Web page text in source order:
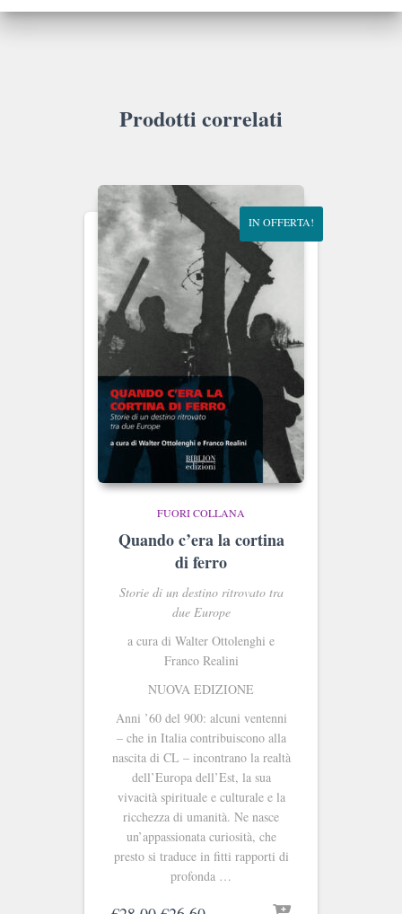
Prodotti correlati
IN OFFERTA!
FUORI COLLANA
Quando c’era la cortina
di ferro
Storie di un destino ritrovato tra
due Europe
a cura di Walter Ottolenghi e
Franco Realini
NUOVA EDIZIONE
Anni ’60 del 900: alcuni ventenni
– che in Italia contribuiscono alla
nascita di CL – incontrano la realtà
dell’Europa dell’Est, la sua
vivacità spirituale e culturale e la
ricchezza di umanità. Ne nasce
un’appassionata curiosità, che
presto si traduce in fitti rapporti di
profonda …